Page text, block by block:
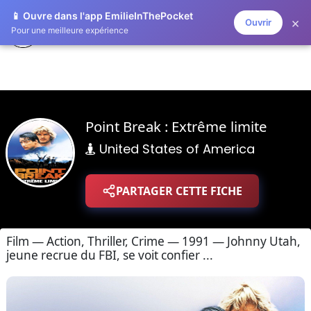
📱 Ouvre dans l'app EmilieInThePocket
Pour une meilleure expérience
Ouvrir ×
ZAPLISTOO
Point Break : Extrême limite
United States of America
PARTAGER CETTE FICHE
Film — Action, Thriller, Crime — 1991 — Johnny Utah,
jeune recrue du FBI, se voit confier ...